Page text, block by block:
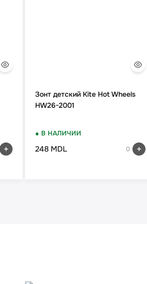
Зонт детский Kite Hot Wheels
HW26-2001
● В НАЛИЧИИ
248 MDL 0